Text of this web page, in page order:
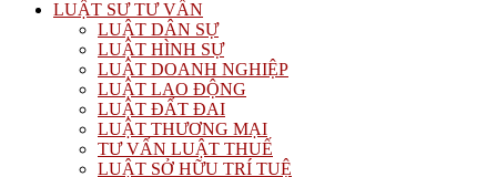
LUẬT SƯ TƯ VẤN
LUẬT DÂN SỰ
LUẬT HÌNH SỰ
LUẬT DOANH NGHIỆP
LUẬT LAO ĐỘNG
LUẬT ĐẤT ĐAI
LUẬT THƯƠNG MẠI
TƯ VẤN LUẬT THUẾ
LUẬT SỞ HỮU TRÍ TUỆ